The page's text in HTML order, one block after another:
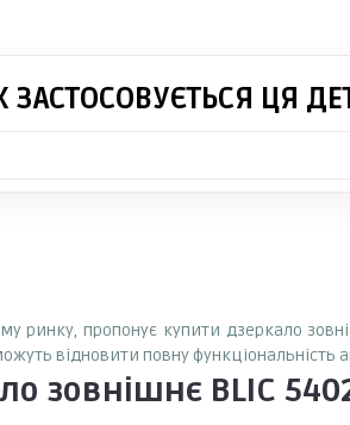
ЦЯ
ринку, пропонує купити дзеркало
відновити повну
зовнішнє BLIC